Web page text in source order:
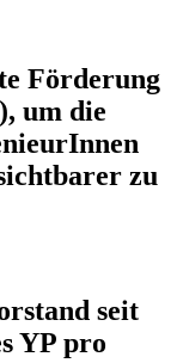
Förderung
um die
zu
seit
YP pro